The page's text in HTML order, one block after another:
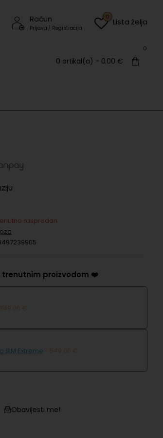
Račun
Prijava / Registracija
Lista želja
0
0 artikal(a) - 0.00 €
0
rasprodan
trenutnim proizvodom ❤️
€
SIM Extreme - 549.00 €
Obavijesti me!